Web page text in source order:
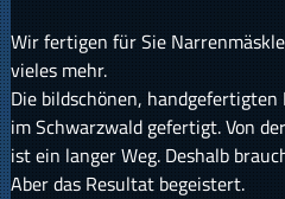
Wir fertigen für Sie
vieles mehr.
Die bildschönen,
im Schwarzwald gefertigt. Von
ist ein langer Weg. Deshalb
Aber das Resultat begeistert.